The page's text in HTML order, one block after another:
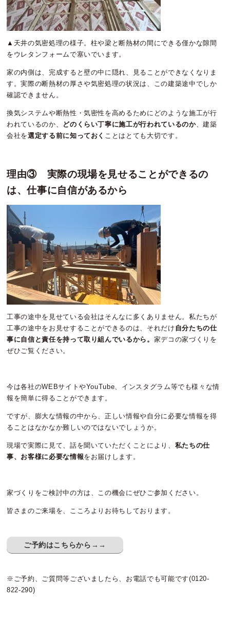
▲天井の気密処理の様子。柱や梁と断熱材の間にできる僅かな隙間
をウレタンフォームで塞いでいます。
家の内側は、完成すると壁の中に隠れ、見ることができなくなりま
す。実際の断熱材の厚さや気密処理の状況は、この建築途中でしか
確認できません。
換気システムや断熱性・気密性を高めるためにどのような施工が行
われているのか、
どのくらい丁寧に施工が行われているのか、建築
会社を選定する前に知っておく ことはとても大切です。
理由③ 実際の現場を見せることができるの
は、仕事に自信があるから
工事の途中を見せている会社はそんなに多くありません。私たちが
工事の途中をお見せすることができるのは、それだけ 自分たちの仕
事に自信と責任を持って取り組んでいるから。 家デコの家づくりを
ぜひご覧ください。
今は各社のWEBサイトやYouTube、インスタグラム等でも様々な情
報を簡単に得ることができます。
ですが、膨大な情報の中から、正しい情報や自分に必要な情報を得
ることはなかなか難しいのではないでしょうか。
現場で実際に見て、話を聞いていただくことにより、 私たちの仕
事、お客様に必要な情報をお届けします。
家づくりをご検討中の方は、この機会にぜひご参加ください。
皆さまのご来場を、こころよりお待ちしております。
ご予約はこちらから→→
※ご予約、ご質問等ございましたら、お電話でも可能です(0120-
822-290)